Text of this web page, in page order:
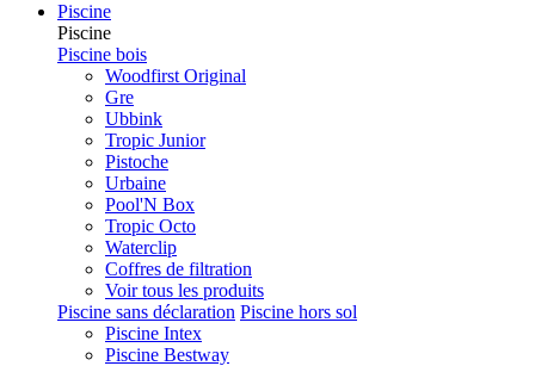
Piscine
Piscine
Piscine bois
Woodfirst Original
Gre
Ubbink
Tropic Junior
Pistoche
Urbaine
Pool'N Box
Tropic Octo
Waterclip
Coffres de filtration
Voir tous les produits
Piscine sans déclaration Piscine hors sol
Piscine Intex
Piscine Bestway